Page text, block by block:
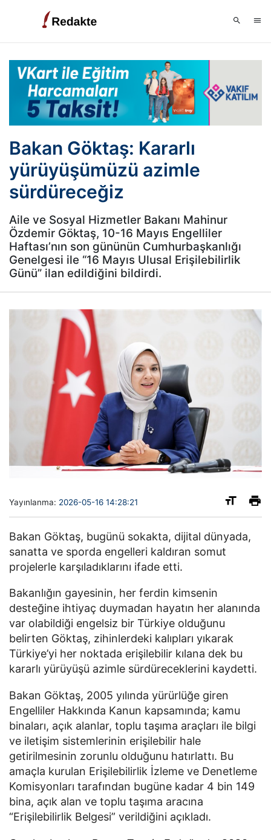
Bakan Göktaş: Kararlı
yürüyüşümüzü azimle
sürdüreceğiz
Aile ve Sosyal Hizmetler Bakanı Mahinur
Özdemir Göktaş, 10-16 Mayıs Engelliler
Haftası’nın son gününün Cumhurbaşkanlığı
Genelgesi ile “16 Mayıs Ulusal Erişilebilirlik
Günü” ilan edildiğini bildirdi.
Yayınlanma: 2026-05-16 14:28:21
Bakan Göktaş, bugünü sokakta, dijital dünyada,
sanatta ve sporda engelleri kaldıran somut
projelerle karşıladıklarını ifade etti.
Bakanlığın gayesinin, her ferdin kimsenin
desteğine ihtiyaç duymadan hayatın her alanında
var olabildiği engelsiz bir Türkiye olduğunu
belirten Göktaş, zihinlerdeki kalıpları yıkarak
Türkiye’yi her noktada erişilebilir kılana dek bu
kararlı yürüyüşü azimle sürdüreceklerini kaydetti.
Bakan Göktaş, 2005 yılında yürürlüğe giren
Engelliler Hakkında Kanun kapsamında; kamu
binaları, açık alanlar, toplu taşıma araçları ile bilgi
ve iletişim sistemlerinin erişilebilir hale
getirilmesinin zorunlu olduğunu hatırlattı. Bu
amaçla kurulan Erişilebilirlik İzleme ve Denetleme
Komisyonları tarafından bugüne kadar 4 bin 149
bina, açık alan ve toplu taşıma aracına
“Erişilebilirlik Belgesi” verildiğini açıkladı.